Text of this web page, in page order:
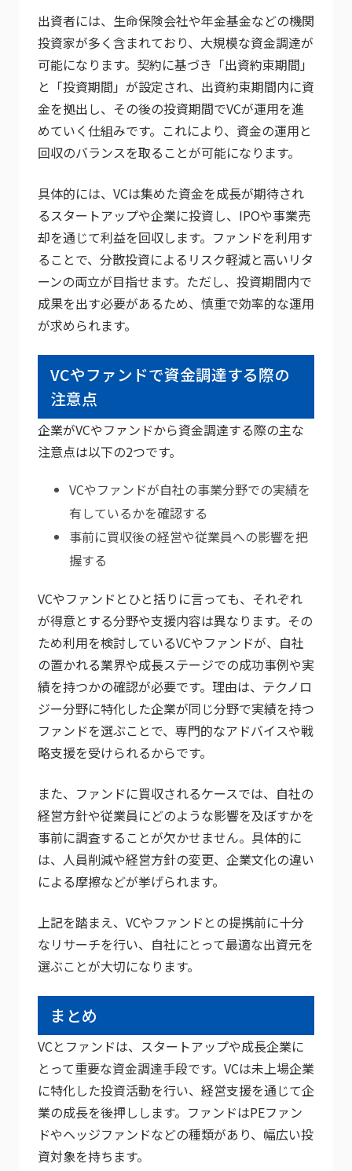
出資者には、生命保険会社や年金基金などの機関
投資家が多く含まれており、大規模な資金調達が
可能になります。契約に基づき「出資約束期間」
と「投資期間」が設定され、出資約束期間内に資
金を拠出し、その後の投資期間でVCが運用を進
めていく仕組みです。これにより、資金の運用と
回収のバランスを取ることが可能になります。
具体的には、VCは集めた資金を成長が期待され
るスタートアップや企業に投資し、IPOや事業売
却を通じて利益を回収します。ファンドを利用す
ることで、分散投資によるリスク軽減と高いリタ
ーンの両立が目指せます。ただし、投資期間内で
成果を出す必要があるため、慎重で効率的な運用
が求められます。
VCやファンドで資金調達する際の
注意点
企業がVCやファンドから資金調達する際の主な
注意点は以下の2つです。
VCやファンドが自社の事業分野での実績を
有しているかを確認する
事前に買収後の経営や従業員への影響を把
握する
VCやファンドとひと括りに言っても、それぞれ
が得意とする分野や支援内容は異なります。その
ため利用を検討しているVCやファンドが、自社
の置かれる業界や成長ステージでの成功事例や実
績を持つかの確認が必要です。理由は、テクノロ
ジー分野に特化した企業が同じ分野で実績を持つ
ファンドを選ぶことで、専門的なアドバイスや戦
略支援を受けられるからです。
また、ファンドに買収されるケースでは、自社の
経営方針や従業員にどのような影響を及ぼすかを
事前に調査することが欠かせません。具体的に
は、人員削減や経営方針の変更、企業文化の違い
による摩擦などが挙げられます。
上記を踏まえ、VCやファンドとの提携前に十分
なリサーチを行い、自社にとって最適な出資元を
選ぶことが大切になります。
まとめ
VCとファンドは、スタートアップや成長企業に
とって重要な資金調達手段です。VCは未上場企業
に特化した投資活動を行い、経営支援を通じて企
業の成長を後押しします。ファンドはPEファン
ドやヘッジファンドなどの種類があり、幅広い投
資対象を持ちます。